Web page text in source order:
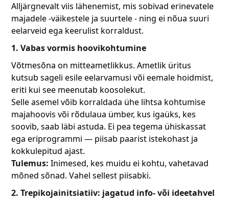
Alljärgnevalt viis lähenemist, mis sobivad erinevatele
majadele -väikestele ja suurtele - ning ei nõua suuri
eelarveid ega keerulist korraldust.
1. Vabas vormis hoovikohtumine
Võtmesõna on mitteametlikkus. Ametlik üritus
kutsub sageli esile eelarvamusi või eemale hoidmist,
eriti kui see meenutab koosolekut.
Selle asemel võib korraldada ühe lihtsa kohtumise
majahoovis või rõdulaua ümber, kus igaüks, kes
soovib, saab läbi astuda. Ei pea tegema ühiskassat
ega eriprogrammi — piisab paarist istekohast ja
kokkulepitud ajast.
Tulemus: Inimesed, kes muidu ei kohtu, vahetavad
mõned sõnad. Vahel sellest piisabki.
2. Trepikojainitsiatiiv: jagatud info- või ideetahvel